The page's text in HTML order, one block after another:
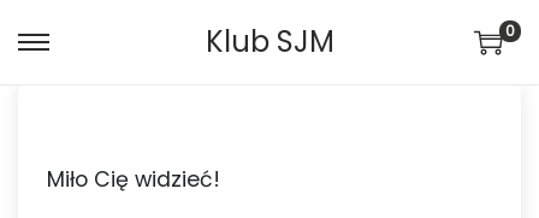
Klub SJM 0
Miło Cię widzieć!